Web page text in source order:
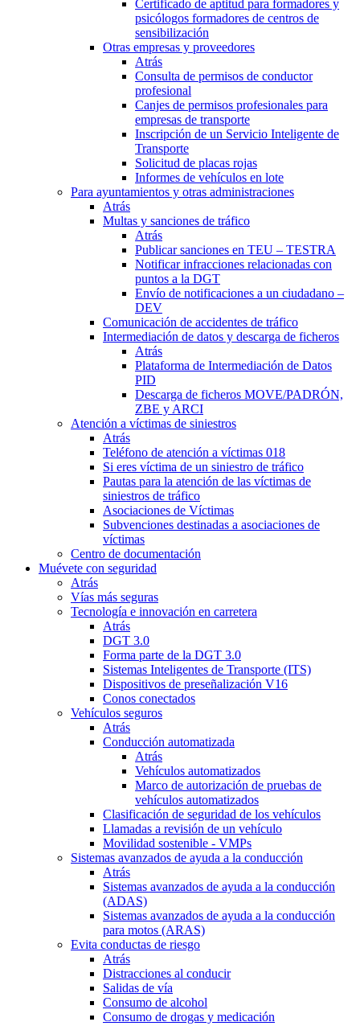
Certificado de aptitud para formadores y
psicólogos formadores de centros de
sensibilización
Otras empresas y proveedores
Atrás
Consulta de permisos de conductor
profesional
Canjes de permisos profesionales para
empresas de transporte
Inscripción de un Servicio Inteligente de
Transporte
Solicitud de placas rojas
Informes de vehículos en lote
Para ayuntamientos y otras administraciones
Atrás
Multas y sanciones de tráfico
Atrás
Publicar sanciones en TEU – TESTRA
Notificar infracciones relacionadas con
puntos a la DGT
Envío de notificaciones a un ciudadano –
DEV
Comunicación de accidentes de tráfico
Intermediación de datos y descarga de ficheros
Atrás
Plataforma de Intermediación de Datos
PID
Descarga de ficheros MOVE/PADRÓN,
ZBE y ARCI
Atención a víctimas de siniestros
Atrás
Teléfono de atención a víctimas 018
Si eres víctima de un siniestro de tráfico
Pautas para la atención de las víctimas de
siniestros de tráfico
Asociaciones de Víctimas
Subvenciones destinadas a asociaciones de
víctimas
Centro de documentación
Muévete con seguridad
Atrás
Vías más seguras
Tecnología e innovación en carretera
Atrás
DGT 3.0
Forma parte de la DGT 3.0
Sistemas Inteligentes de Transporte (ITS)
Dispositivos de preseñalización V16
Conos conectados
Vehículos seguros
Atrás
Conducción automatizada
Atrás
Vehículos automatizados
Marco de autorización de pruebas de
vehículos automatizados
Clasificación de seguridad de los vehículos
Llamadas a revisión de un vehículo
Movilidad sostenible - VMPs
Sistemas avanzados de ayuda a la conducción
Atrás
Sistemas avanzados de ayuda a la conducción
(ADAS)
Sistemas avanzados de ayuda a la conducción
para motos (ARAS)
Evita conductas de riesgo
Atrás
Distracciones al conducir
Salidas de vía
Consumo de alcohol
Consumo de drogas y medicación